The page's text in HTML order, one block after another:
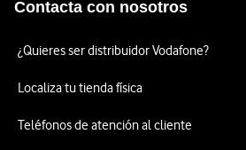
Contacta con nosotros
¿Quieres ser distribuidor Vodafone?
Localiza tu tienda física
Teléfonos de atención al cliente